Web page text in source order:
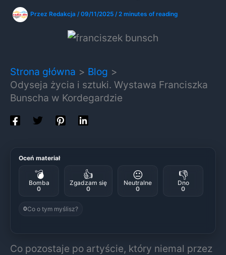
Przez Redakcja /09/11/2025 /2 minutes of reading
Strona główna
Blog
Odyseja życia i sztuki. Wystawa Franciszka
Bunscha w Kordegardzie
Oceń materiał
💣
Bomba
0
👍
Zgadzam się
0
😐
Neutralne
0
👎
Dno
0
0Co o tym myślisz?
Co pozostaje po artyście, który niemal przez